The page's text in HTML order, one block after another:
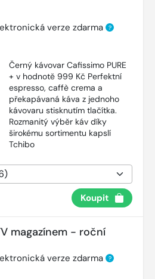
verze zdarma ?
Černý kávovar Cafissimo PURE
+ v hodnotě 999 Kč Perfektní
espresso, caffè crema a
překapávaná káva z jednoho
kávovaru stisknutím tlačítka.
Rozmanitý výběr káv díky
širokému sortimentu kapslí
Tchibo
Koupit
magazínem - roční
verze zdarma ?